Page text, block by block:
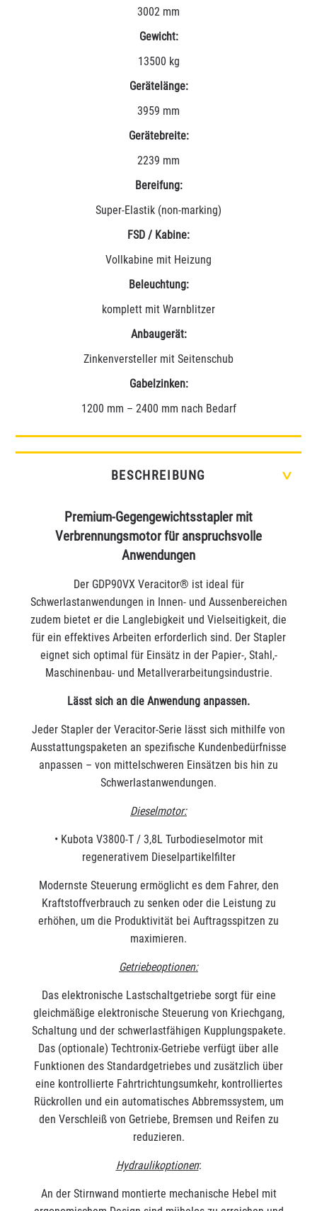
3002 mm
Gewicht:
13500 kg
Gerätelänge:
3959 mm
Gerätebreite:
2239 mm
Bereifung:
Super-Elastik (non-marking)
FSD / Kabine:
Vollkabine mit Heizung
Beleuchtung:
komplett mit Warnblitzer
Anbaugerät:
Zinkenversteller mit Seitenschub
Gabelzinken:
1200 mm – 2400 mm nach Bedarf
BESCHREIBUNG >
Premium-Gegengewichtsstapler mit
Verbrennungsmotor für anspruchsvolle
Anwendungen
Der GDP90VX Veracitor® ist ideal für
Schwerlastanwendungen in Innen- und Aussenbereichen
zudem bietet er die Langlebigkeit und Vielseitigkeit, die
für ein effektives Arbeiten erforderlich sind. Der Stapler
eignet sich optimal für Einsätz in der Papier-, Stahl,-
Maschinenbau- und Metallverarbeitungsindustrie.
Lässt sich an die Anwendung anpassen.
Jeder Stapler der Veracitor-Serie lässt sich mithilfe von
Ausstattungspaketen an spezifische Kundenbedürfnisse
anpassen – von mittelschweren Einsätzen bis hin zu
Schwerlastanwendungen.
Dieselmotor:
• Kubota V3800-T / 3,8L Turbodieselmotor mit
regenerativem Dieselpartikelfilter
Modernste Steuerung ermöglicht es dem Fahrer, den
Kraftstoffverbrauch zu senken oder die Leistung zu
erhöhen, um die Produktivität bei Auftragsspitzen zu
maximieren.
Getriebeoptionen:
Das elektronische Lastschaltgetriebe sorgt für eine
gleichmäßige elektronische Steuerung von Kriechgang,
Schaltung und der schwerlastfähigen Kupplungspakete.
Das (optionale) Techtronix-Getriebe verfügt über alle
Funktionen des Standardgetriebes und zusätzlich über
eine kontrollierte Fahrtrichtungsumkehr, kontrolliertes
Rückrollen und ein automatisches Abbremssystem, um
den Verschleiß von Getriebe, Bremsen und Reifen zu
reduzieren.
Hydraulikoptionen:
An der Stirnwand montierte mechanische Hebel mit